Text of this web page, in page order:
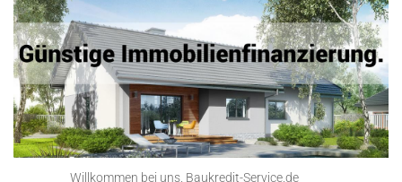
Willkommen bei uns. Baukredit-Service.de